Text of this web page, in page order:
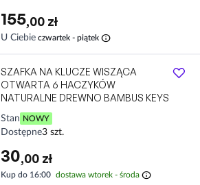
155,00 zł
U Ciebie czwartek - piątek info
SZAFKA NA KLUCZE WISZĄCA
OTWARTA 6 HACZYKÓW
NATURALNE DREWNO BAMBUS KEYS
Stan NOWY
Dostępne3 szt.
30,00 zł
Kup do 16:00 dostawa wtorek - środa info